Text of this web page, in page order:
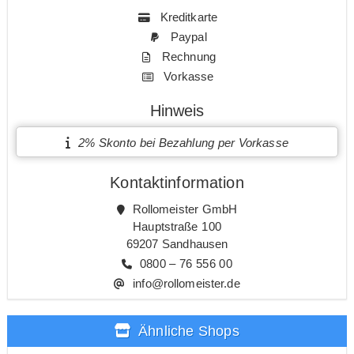
Kreditkarte
Paypal
Rechnung
Vorkasse
Hinweis
2% Skonto bei Bezahlung per Vorkasse
Kontaktinformation
Rollomeister GmbH
Hauptstraße 100
69207 Sandhausen
0800 – 76 556 00
info@rollomeister.de
Ähnliche Shops